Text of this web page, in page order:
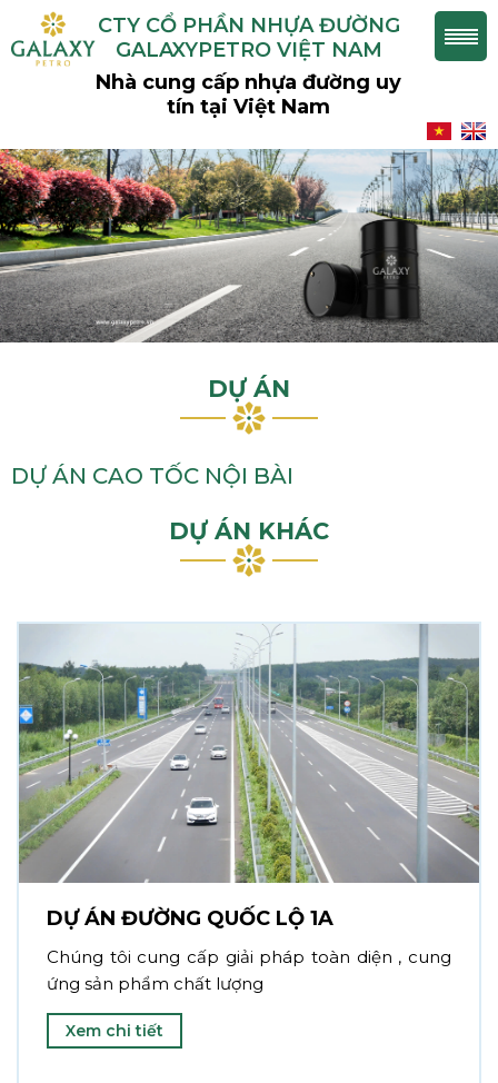
CTY CỔ PHẦN NHỰA ĐƯỜNG
GALAXYPETRO VIỆT NAM
Nhà cung cấp nhựa đường uy
tín tại Việt Nam
DỰ ÁN
DỰ ÁN CAO TỐC NỘI BÀI
DỰ ÁN KHÁC
DỰ ÁN ĐƯỜNG QUỐC LỘ 1A
Chúng tôi cung cấp giải pháp toàn diện , cung
ứng sản phẩm chất lượng
Xem chi tiết